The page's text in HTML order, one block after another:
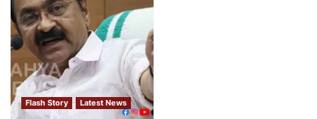
Flash Story Latest News